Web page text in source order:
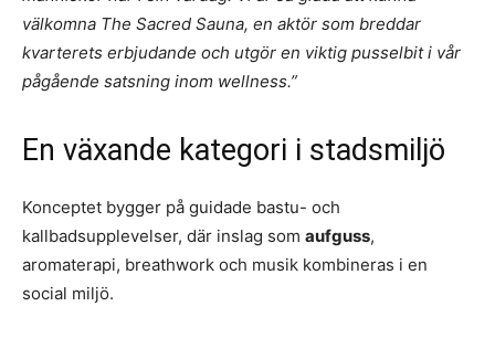
välkomna The Sacred Sauna, en aktör som breddar
kvarterets erbjudande och utgör en viktig pusselbit i vår
pågående satsning inom wellness.”
En växande kategori i stadsmiljö
Konceptet bygger på guidade bastu- och
kallbadsupplevelser, där inslag som aufguss,
aromaterapi, breathwork och musik kombineras i en
social miljö.